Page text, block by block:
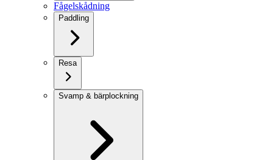
Fågelskådning
Paddling
Resa
Svamp & bärplockning